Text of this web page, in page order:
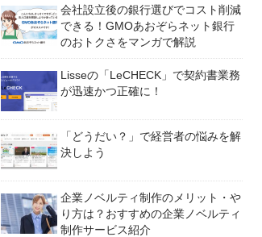
会社設立後の銀行選びでコスト削減
できる！GMOあおぞらネット銀行
のおトクさをマンガで解説
Lisseの「LeCHECK」で契約書業務
が迅速かつ正確に！
「どうだい？」で経営者の悩みを解
決しよう
企業ノベルティ制作のメリット・や
り方は？おすすめの企業ノベルティ
制作サービス紹介